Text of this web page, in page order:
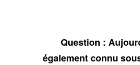
Question :
également connu